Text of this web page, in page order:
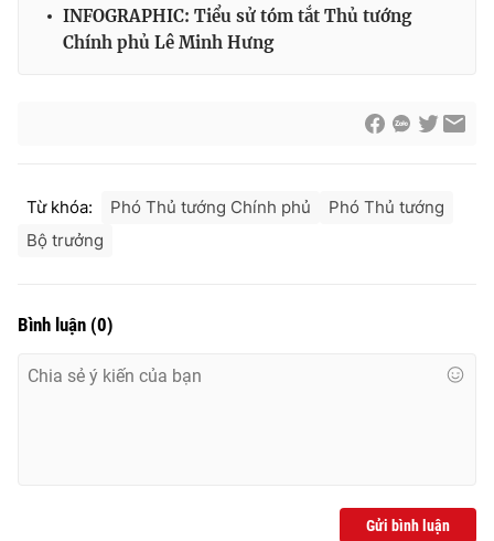
INFOGRAPHIC: Tiểu sử tóm tắt Thủ tướng
Chính phủ Lê Minh Hưng
Từ khóa: Phó Thủ tướng Chính phủ
Phó Thủ tướng
Bộ trưởng
Bình luận (0)
Gửi bình luận